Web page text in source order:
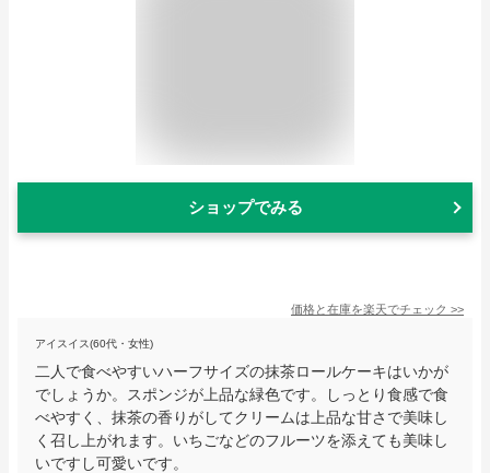
ショップでみる
価格と在庫を楽天でチェック >>
アイスイス(60代・女性)
二人で食べやすいハーフサイズの抹茶ロールケーキはいかが
でしょうか。スポンジが上品な緑色です。しっとり食感で食
べやすく、抹茶の香りがしてクリームは上品な甘さで美味し
く召し上がれます。いちごなどのフルーツを添えても美味し
いですし可愛いです。